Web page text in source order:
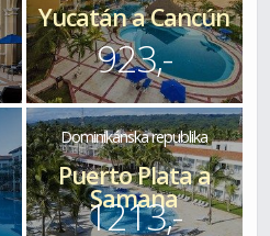
Yucatán a Cancún
923,-
Dominikánska republika
Puerto Plata a
Samana
1213,-